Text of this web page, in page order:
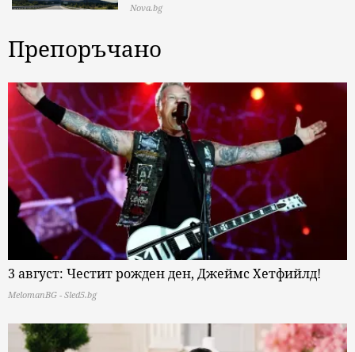
Nova.bg
Препоръчано
3 август: Честит рожден ден, Джеймс Хетфийлд!
MelomanBG - Sled5.bg